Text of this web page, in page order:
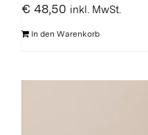
€ 48,50 inkl. MwSt.
In den Warenkorb